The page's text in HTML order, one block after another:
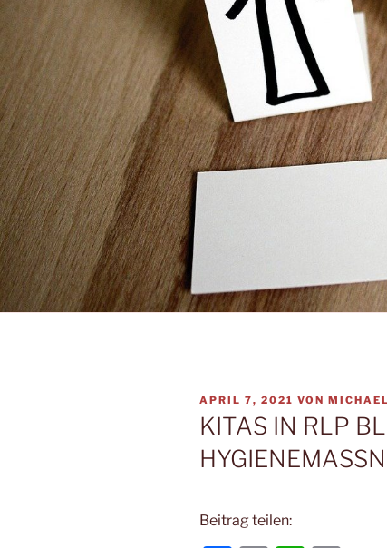
VERÖFFENTLICHT
AM
APRIL 7, 2021 VON
KITAS IN RLP
Beitrag teilen: